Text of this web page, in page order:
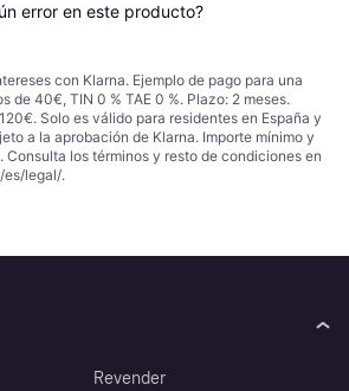
error en este producto?
con Klarna. Ejemplo de pago para una
de 40€, TIN 0 % TAE 0 %. Plazo: 2 meses.
Solo es válido para residentes en España y
a la aprobación de Klarna. Importe mínimo y
Consulta los términos y resto de condiciones en
es/legal/.
Revender